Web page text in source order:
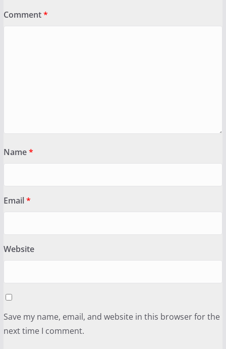
Comment*
Name*
Email*
Website
Save my name, email, and website in this browser for the
next time I comment.